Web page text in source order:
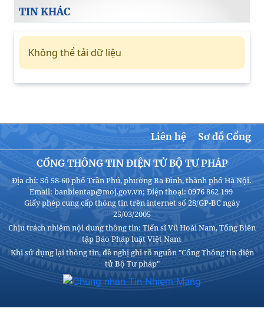
TIN KHÁC
Không thể tải dữ liệu
Liên hệ Sơ đồ Cổng
CỔNG THÔNG TIN ĐIỆN TỬ BỘ TƯ PHÁP
Địa chỉ: Số 58-60 phố Trần Phú, phường Ba Đình, thành phố Hà Nội.
Email: banbientap@moj.gov.vn; Điện thoại: 0976 862 199
Giấy phép cung cấp thông tin trên internet số 28/GP-BC ngày
25/03/2005
Chịu trách nhiệm nội dung thông tin: Tiến sĩ Vũ Hoài Nam, Tổng Biên
tập Báo Pháp luật Việt Nam
Khi sử dụng lại thông tin, đề nghị ghi rõ nguồn "Cổng Thông tin điện
tử Bộ Tư pháp"